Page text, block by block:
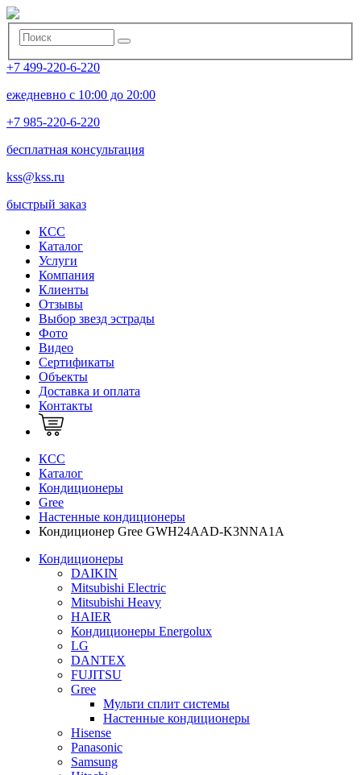
+7 499-220-6-220
ежедневно с 10:00 до 20:00
+7 985-220-6-220
бесплатная консультация
kss@kss.ru
быстрый заказ
КСС
Каталог
Услуги
Компания
Клиенты
Oтзывы
Выбор звезд эстрады
Фото
Видео
Сертификаты
Объекты
Доставка и оплата
Контакты
КСС
Каталог
Кондиционеры
Gree
Настенные кондиционеры
Кондиционер Gree GWH24AAD-K3NNA1A
Кондиционеры
DAIKIN
Mitsubishi Electric
Mitsubishi Heavy
HAIER
Кондиционеры Energolux
LG
DANTEX
FUJITSU
Gree
Мульти сплит системы
Настенные кондиционеры
Hisense
Panasonic
Samsung